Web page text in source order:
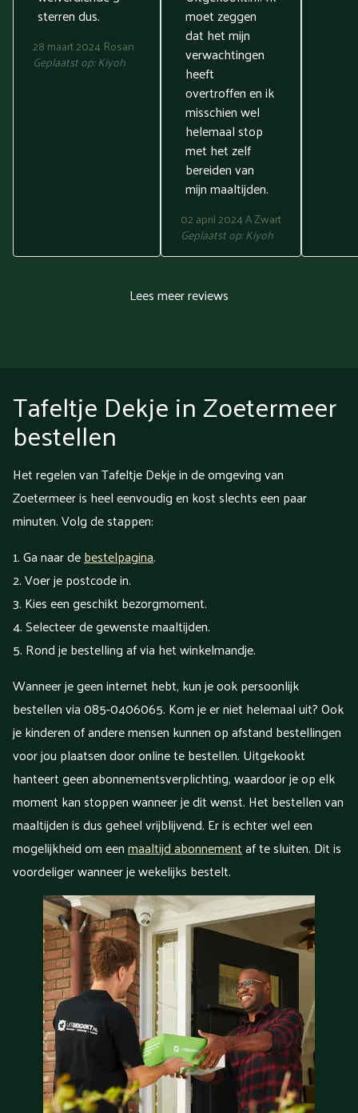
sterren dus.
28 maart 2024 Rosan
Geplaatst op:Kiyoh
moet zeggen
dat het mijn
verwachtingen
heeft
overtroffen en ik
misschien wel
helemaal stop
met het zelf
bereiden van
mijn maaltijden.
02 april 2024A Zwart
Geplaatst op:Kiyoh
Lees meer reviews
Tafeltje Dekje in Zoetermeer
bestellen
Het regelen van Tafeltje Dekje in de omgeving van
Zoetermeer is heel eenvoudig en kost slechts een paar
minuten. Volg de stappen:
Ga naar debestelpagina.
Voer je postcode in.
Kies een geschikt bezorgmoment.
Selecteer de gewenste maaltijden.
Rond je bestelling af via het winkelmandje.
Wanneer je geen internet hebt, kun je ook persoonlijk
bestellen via 085-0406065. Kom je er niet helemaal uit? Ook
je kinderen of andere mensen kunnen op afstand bestellingen
voor jou plaatsen door online te bestellen. Uitgekookt
hanteert geen abonnementsverplichting, waardoor je op elk
moment kan stoppen wanneer je dit wenst. Het bestellen van
maaltijden is dus geheel vrijblijvend. Er is echter wel een
mogelijkheid om eenmaaltijd abonnementaf te sluiten. Dit is
voordeliger wanneer je wekelijks bestelt.